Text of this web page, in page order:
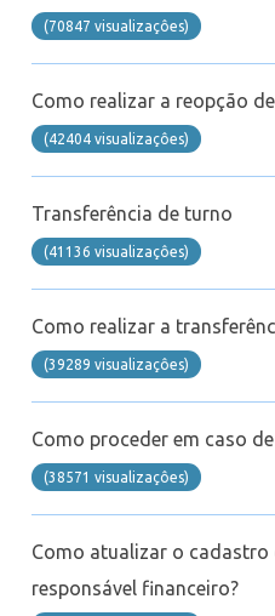
Laboratórios
EAD
Telefonia
Office 365
Fluig
Feedz
(70847 visualizaçôes)
Como realizar a reopção
(42404 visualizaçôes)
Transferência de turno
(41136 visualizaçôes)
Como realizar a
(39289 visualizaçôes)
Como proceder em caso
(38571 visualizaçôes)
Como atualizar o
responsável financeiro?